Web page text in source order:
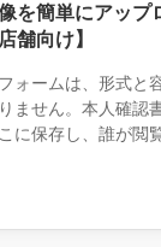
を簡単にアップ
舗向け】
ォームは、形式と
ません。本人確認
に保存し、誰が閲
の境界と、安全に